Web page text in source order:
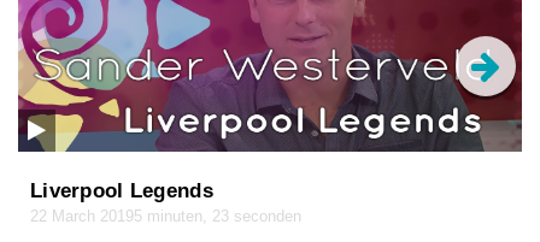
Liverpool Legends
22 March 20195 minuten, 23 seconden